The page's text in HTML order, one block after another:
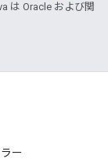
は Oracle および関
ー